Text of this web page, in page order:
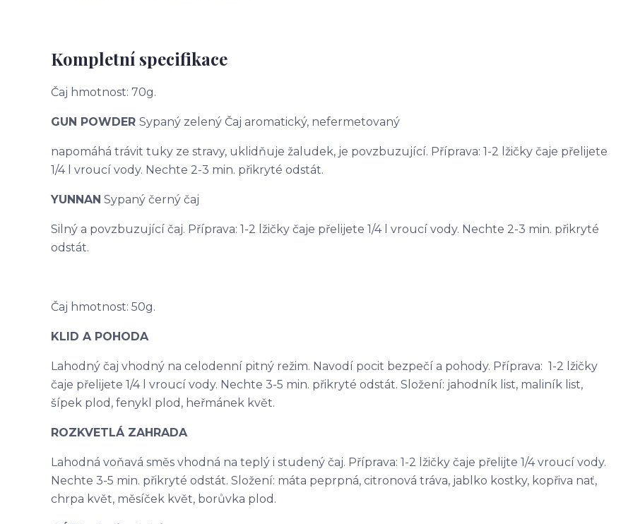
Kompletní specifikace
Čaj hmotnost: 70g.
GUN POWDER Sypaný zelený Čaj aromatický, nefermetovaný
napomáhá trávit tuky ze stravy, uklidňuje žaludek, je povzbuzující. Příprava: 1-2 lžičky čaje přelijete
1/4 l vroucí vody. Nechte 2-3 min. přikryté odstát.
YUNNAN Sypaný černý čaj
Silný a povzbuzující čaj. Příprava: 1-2 lžičky čaje přelijete 1/4 l vroucí vody. Nechte 2-3 min. přikryté
odstát.
Čaj hmotnost: 50g.
KLID A POHODA
Lahodný čaj vhodný na celodenní pitný režim. Navodí pocit bezpečí a pohody. Příprava: 1-2 lžičky
čaje přelijete 1/4 l vroucí vody. Nechte 3-5 min. přikryté odstát. Složení: jahodník list, maliník list,
šípek plod, fenykl plod, heřmánek květ.
ROZKVETLÁ ZAHRADA
Lahodná voňavá směs vhodná na teplý i studený čaj. Příprava: 1-2 lžičky čaje přelijte 1/4 vroucí vody.
Nechte 3-5 min. přikryté odstát. Složení: máta peprpná, citronová tráva, jablko kostky, kopřiva nať,
chrpa květ, měsíček květ, borůvka plod.